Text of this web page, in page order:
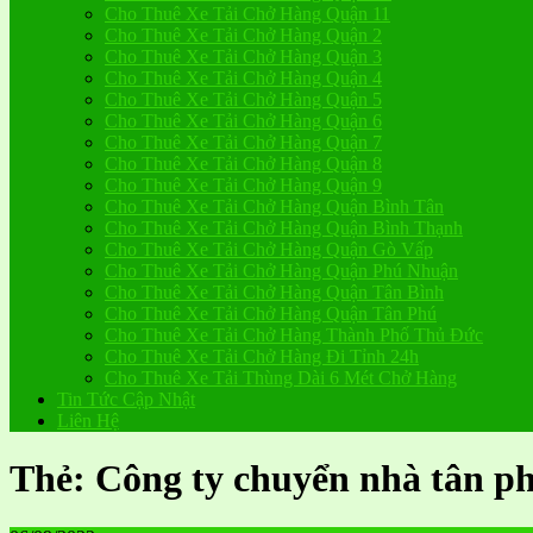
Cho Thuê Xe Tải Chở Hàng Quận 11
Cho Thuê Xe Tải Chở Hàng Quận 2
Cho Thuê Xe Tải Chở Hàng Quận 3
Cho Thuê Xe Tải Chở Hàng Quận 4
Cho Thuê Xe Tải Chở Hàng Quận 5
Cho Thuê Xe Tải Chở Hàng Quận 6
Cho Thuê Xe Tải Chở Hàng Quận 7
Cho Thuê Xe Tải Chở Hàng Quận 8
Cho Thuê Xe Tải Chở Hàng Quận 9
Cho Thuê Xe Tải Chở Hàng Quận Bình Tân
Cho Thuê Xe Tải Chở Hàng Quận Bình Thạnh
Cho Thuê Xe Tải Chở Hàng Quận Gò Vấp
Cho Thuê Xe Tải Chở Hàng Quận Phú Nhuận
Cho Thuê Xe Tải Chở Hàng Quận Tân Bình
Cho Thuê Xe Tải Chở Hàng Quận Tân Phú
Cho Thuê Xe Tải Chở Hàng Thành Phố Thủ Đức
Cho Thuê Xe Tải Chở Hàng Đi Tỉnh 24h
Cho Thuê Xe Tải Thùng Dài 6 Mét Chở Hàng
Tin Tức Cập Nhật
Liên Hệ
Thẻ: Công ty chuyển nhà tân